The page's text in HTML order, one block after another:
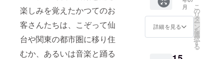
楽しみを覚えたかつてのお
客さんたちは、こぞって仙
台や関東の都市圏に移り住
むか、あるいは音楽と踊る
黒）
+下記か
らいず
れか1点
a）石巻
丸
月
詳細を見る
こ
の
リ
タ
ー
ン
を
選
択
す
る